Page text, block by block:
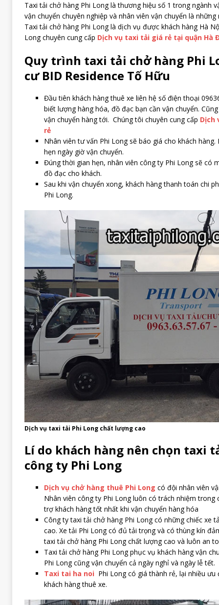
Taxi tải chở hàng Phi Long là thương hiệu số 1 trong ngành
vận chuyển chuyên nghiệp và nhân viên vận chuyển là
Taxi tải chở hàng Phi Long là dịch vụ được khách hàng Hà
Long chuyên cung cấp Dịch vụ taxi tải giá rẻ tại quận Hà
Quy trình taxi tải chở hàng Phi
cư BID Residence Tố Hữu
Đầu tiên khách hàng thuê xe liên hệ số điện thoại
biết lượng hàng hóa, đồ đạc bạn cần vận chuyển.
vận chuyển hàng tới. Chúng tôi chuyên cung cấp Dịch
rẻ
Nhân viên tư vấn Phi Long sẽ báo giá cho khách
hẹn ngày giờ vận chuyển.
Đúng thời gian hẹn, nhân viên công ty Phi Long sẽ có
đồ đạc cho khách.
Sau khi vận chuyển xong, khách hàng thanh toán chi
Phi Long.
Dịch vụ taxi tải Phi Long chất lượng cao
Lí do khách hàng nên chọn taxi
công ty Phi Long
Dịch vụ chở hàng thuê Phi Long có đội nhân viên
Nhân viên công ty Phi Long luôn có trách nhiệm trong
trợ khách hàng tốt nhất khi vận chuyển hàng hóa
Công ty taxi tải chở hàng Phi Long có những chiếc xe
cao. Xe tải Phi Long có đủ tải trọng và có thùng kín
taxi tải chở hàng Phi Long chất lượng cao và luôn an
Taxi tải chở hàng Phi Long phục vụ khách hàng vận
Phi Long cũng vận chuyển cả ngày nghỉ và ngày lễ tết.
Taxi tai ha noi Phi Long có giá thành rẻ, lại nhiều
khách hàng thuê xe.